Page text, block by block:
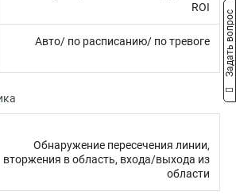
ROI
Авто/ по расписанию/ по тревоге
Обнаружение пересечения линии,
вторжения в область, входа/выхода из
области
Задать вопрос